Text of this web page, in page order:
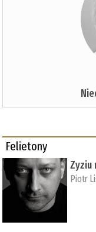
Felietony
Zyziu
Piotr